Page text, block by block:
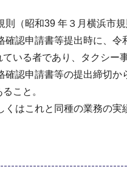
則（昭和39 年３月横浜市
確認申請書等提出時に、
いる者であり、タクシー
確認申請書等の提出締切
こと。
くはこれと同種の業務の